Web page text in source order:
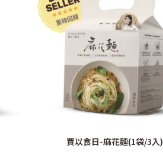
賈以食日-麻花麵(1袋/3入)